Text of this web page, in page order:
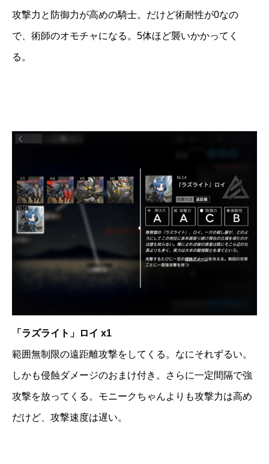
攻撃力と防御力が高めの騎士。だけど術耐性が0なの
で、術師のオモチャになる。5体ほど襲いかかってく
る。
「ラズライト」ロイ x1
範囲無制限の遠距離攻撃をしてくる。なにそれずるい。
しかも侵蝕ダメージのおまけ付き。さらに一定間隔で強
攻撃を放ってくる。モニークちゃんよりも攻撃力は高め
だけど、攻撃速度は遅い。